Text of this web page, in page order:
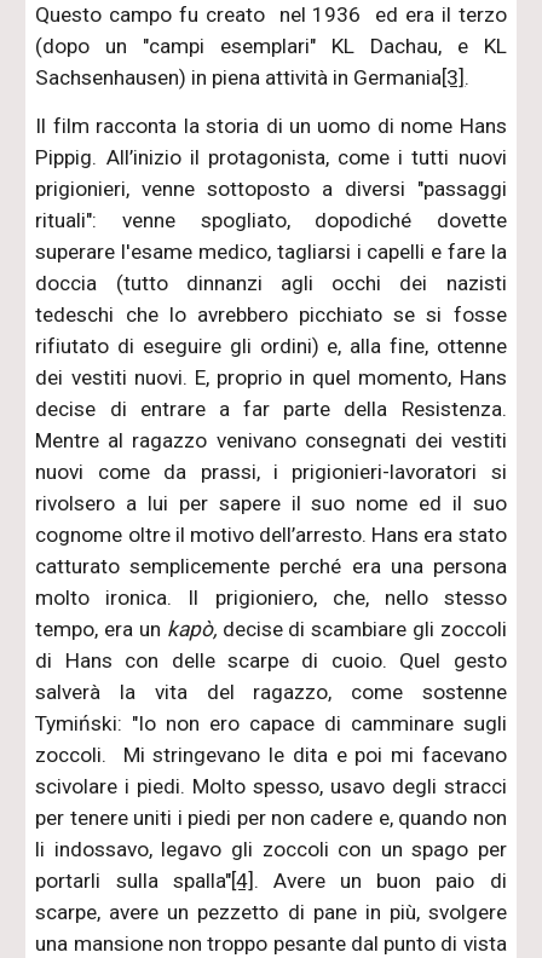
Questo campo fu creato nel 1936 ed era il terzo
(dopo un "campi esemplari" KL Dachau, e KL
Sachsenhausen) in piena attività in Germania[3] .
Il film racconta la storia di un uomo di nome Hans
Pippig. All’inizio il protagonista, come i tutti nuovi
prigionieri, venne sottoposto a diversi "passaggi
rituali": venne spogliato, dopodiché dovette
superare l'esame medico, tagliarsi i capelli e fare la
doccia (tutto dinnanzi agli occhi dei nazisti
tedeschi che lo avrebbero picchiato se si fosse
rifiutato di eseguire gli ordini) e, alla fine, ottenne
dei vestiti nuovi. E, proprio in quel momento, Hans
decise di entrare a far parte della Resistenza.
Mentre al ragazzo venivano consegnati dei vestiti
nuovi come da prassi, i prigionieri-lavoratori si
rivolsero a lui per sapere il suo nome ed il suo
cognome oltre il motivo dell’arresto. Hans era stato
catturato semplicemente perché era una persona
molto ironica. Il prigioniero, che, nello stesso
tempo, era un kapò, decise di scambiare gli zoccoli
di Hans con delle scarpe di cuoio. Quel gesto
salverà la vita del ragazzo, come sostenne
Tymiński: "Io non ero capace di camminare sugli
zoccoli. Mi stringevano le dita e poi mi facevano
scivolare i piedi. Molto spesso, usavo degli stracci
per tenere uniti i piedi per non cadere e, quando non
li indossavo, legavo gli zoccoli con un spago per
portarli sulla spalla"[4] . Avere un buon paio di
scarpe, avere un pezzetto di pane in più, svolgere
una mansione non troppo pesante dal punto di vista